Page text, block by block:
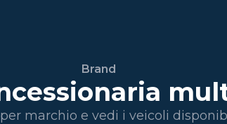
Brand
marchio e vedi i veicoli